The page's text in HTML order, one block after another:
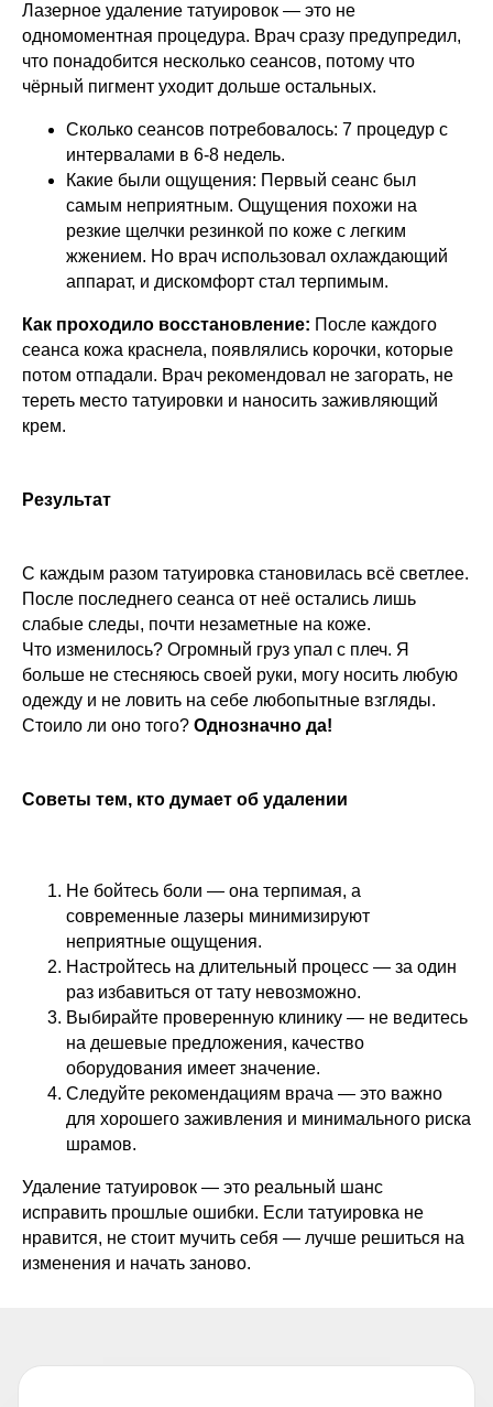
Лазерное удаление татуировок — это не
одномоментная процедура. Врач сразу предупредил,
что понадобится несколько сеансов, потому что
чёрный пигмент уходит дольше остальных.
Сколько сеансов потребовалось: 7 процедур с
интервалами в 6-8 недель.
Какие были ощущения: Первый сеанс был
самым неприятным. Ощущения похожи на
резкие щелчки резинкой по коже с легким
жжением. Но врач использовал охлаждающий
аппарат, и дискомфорт стал терпимым.
Как проходило восстановление: После каждого
сеанса кожа краснела, появлялись корочки, которые
потом отпадали. Врач рекомендовал не загорать, не
тереть место татуировки и наносить заживляющий
крем.
Результат
С каждым разом татуировка становилась всё светлее.
После последнего сеанса от неё остались лишь
слабые следы, почти незаметные на коже.
Что изменилось? Огромный груз упал с плеч. Я
больше не стесняюсь своей руки, могу носить любую
одежду и не ловить на себе любопытные взгляды.
Стоило ли оно того? Однозначно да!
Советы тем, кто думает об удалении
Не бойтесь боли — она терпимая, а
современные лазеры минимизируют
неприятные ощущения.
Настройтесь на длительный процесс — за один
раз избавиться от тату невозможно.
Выбирайте проверенную клинику — не ведитесь
на дешевые предложения, качество
оборудования имеет значение.
Следуйте рекомендациям врача — это важно
для хорошего заживления и минимального риска
шрамов.
Удаление татуировок — это реальный шанс
исправить прошлые ошибки. Если татуировка не
нравится, не стоит мучить себя — лучше решиться на
изменения и начать заново.